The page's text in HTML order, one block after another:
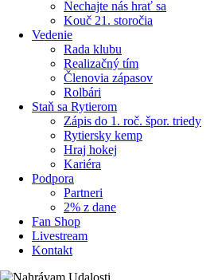
Nechajte nás hrať sa
Kouč 21. storočia
Vedenie
Rada klubu
Realizačný tím
Členovia zápasov
Rolbári
Staň sa Rytierom
Zápis do 1. roč. špor. triedy
Rytiersky kemp
Hraj hokej
Kariéra
Podpora
Partneri
2% z dane
Fan Shop
Livestream
Kontakt